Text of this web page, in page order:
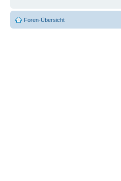
Foren-Übersicht